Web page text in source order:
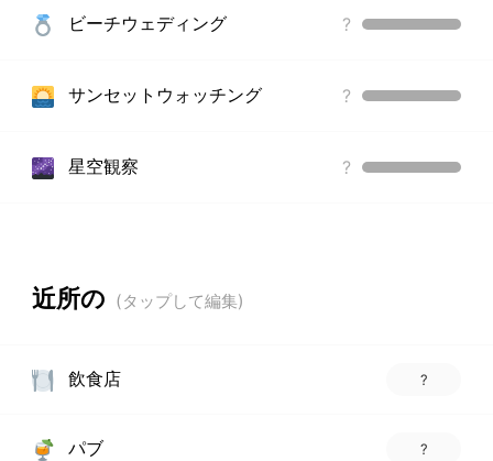
ビーチウェディング ?
サンセットウォッチング ?
星空観察 ?
近所の
飲食店 ?
パブ ?